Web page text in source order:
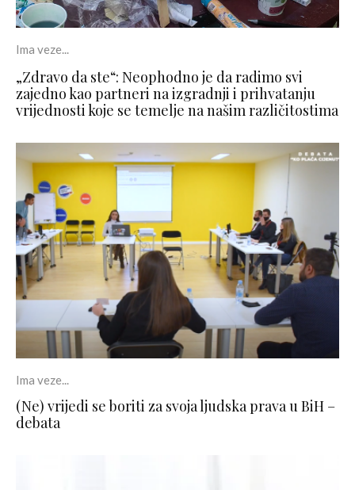
Ima veze...
„Zdravo da ste“: Neophodno je da radimo svi
zajedno kao partneri na izgradnji i prihvatanju
vrijednosti koje se temelje na našim različitostima
Ima veze...
(Ne) vrijedi se boriti za svoja ljudska prava u BiH –
debata